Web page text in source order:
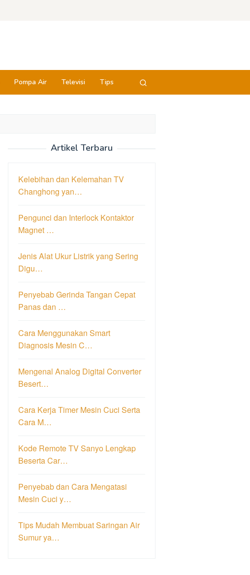
Pompa Air Televisi Tips
Artikel Terbaru
Kelebihan dan Kelemahan TV
Changhong yan…
Pengunci dan Interlock Kontaktor
Magnet …
Jenis Alat Ukur Listrik yang Sering
Digu…
Penyebab Gerinda Tangan Cepat
Panas dan …
Cara Menggunakan Smart
Diagnosis Mesin C…
Mengenal Analog Digital Converter
Besert…
Cara Kerja Timer Mesin Cuci Serta
Cara M…
Kode Remote TV Sanyo Lengkap
Beserta Car…
Penyebab dan Cara Mengatasi
Mesin Cuci y…
Tips Mudah Membuat Saringan Air
Sumur ya…